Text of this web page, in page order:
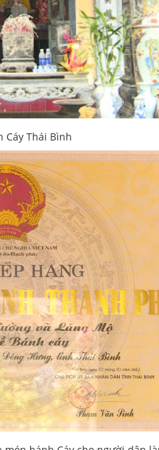
Cáy Thái Bình